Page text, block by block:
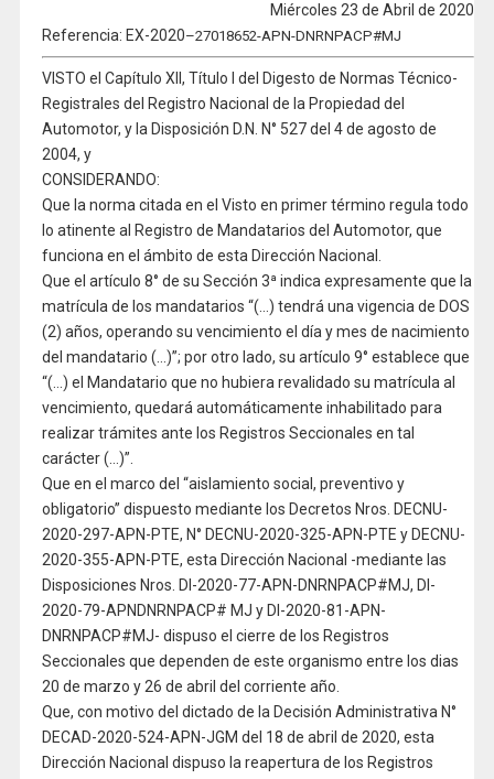
Miércoles 23 de Abril de 2020
Referencia: EX-2020–27018652-APN-DNRNPACP#MJ
VISTO el Capítulo XII, Título I del Digesto de Normas Técnico-
Registrales del Registro Nacional de la Propiedad del
Automotor, y la Disposición D.N. N° 527 del 4 de agosto de
2004, y
CONSIDERANDO:
Que la norma citada en el Visto en primer término regula todo
lo atinente al Registro de Mandatarios del Automotor, que
funciona en el ámbito de esta Dirección Nacional.
Que el artículo 8° de su Sección 3ª indica expresamente que la
matrícula de los mandatarios “(…) tendrá una vigencia de DOS
(2) años, operando su vencimiento el día y mes de nacimiento
del mandatario (…)”; por otro lado, su artículo 9° establece que
“(…) el Mandatario que no hubiera revalidado su matrícula al
vencimiento, quedará automáticamente inhabilitado para
realizar trámites ante los Registros Seccionales en tal
carácter (…)”.
Que en el marco del “aislamiento social, preventivo y
obligatorio” dispuesto mediante los Decretos Nros. DECNU-
2020-297-APN-PTE, N° DECNU-2020-325-APN-PTE y DECNU-
2020-355-APN-PTE, esta Dirección Nacional -mediante las
Disposiciones Nros. DI-2020-77-APN-DNRNPACP#MJ, DI-
2020-79-APNDNRNPACP# MJ y DI-2020-81-APN-
DNRNPACP#MJ- dispuso el cierre de los Registros
Seccionales que dependen de este organismo entre los dias
20 de marzo y 26 de abril del corriente año.
Que, con motivo del dictado de la Decisión Administrativa N°
DECAD-2020-524-APN-JGM del 18 de abril de 2020, esta
Dirección Nacional dispuso la reapertura de los Registros